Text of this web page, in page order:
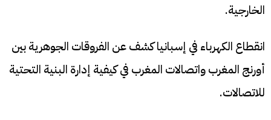
الخارجية.
انقطاع الكهرباء في إسبانيا كشف عن الفروقات الجوهرية بين
أورنج المغرب واتصالات المغرب في كيفية إدارة البنية التحتية
للاتصالات.